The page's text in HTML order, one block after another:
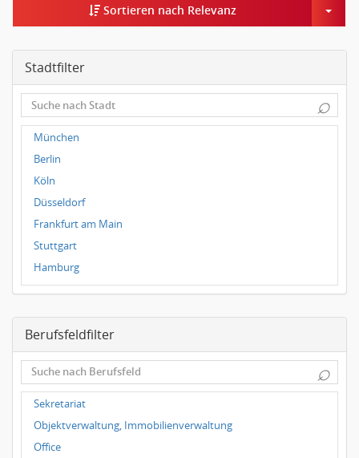
Sortieren nach Relevanz
Stadtfilter
⌕
München
Berlin
Köln
Düsseldorf
Frankfurt am Main
Stuttgart
Hamburg
Frankfurt
Magdeburg
Leipzig
Dortmund
Wuppertal
Hallbergmoos
Würzburg
Berufsfeldfilter
⌕
Sekretariat
Objektverwaltung, Immobilienverwaltung
Office